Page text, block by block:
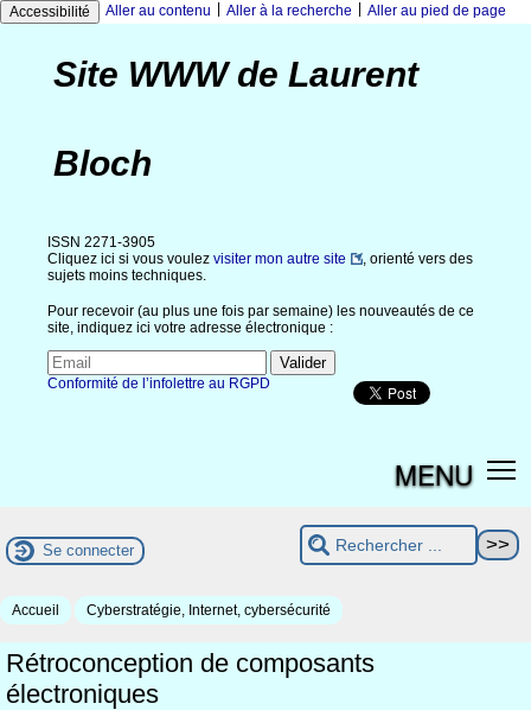
Accessibilité Aller au contenu Aller à la recherche Aller au pied de page
Site WWW de Laurent
Bloch
ISSN 2271-3905
Cliquez ici si vous voulez visiter mon autre site
, orienté vers des
sujets moins techniques.
Pour recevoir (au plus une fois par semaine) les nouveautés de ce
site, indiquez ici votre adresse électronique :
Conformité de l’infolettre au RGPD
MENU
Se connecter
Accueil Cyberstratégie, Internet, cybersécurité
Rétroconception de composants
électroniques